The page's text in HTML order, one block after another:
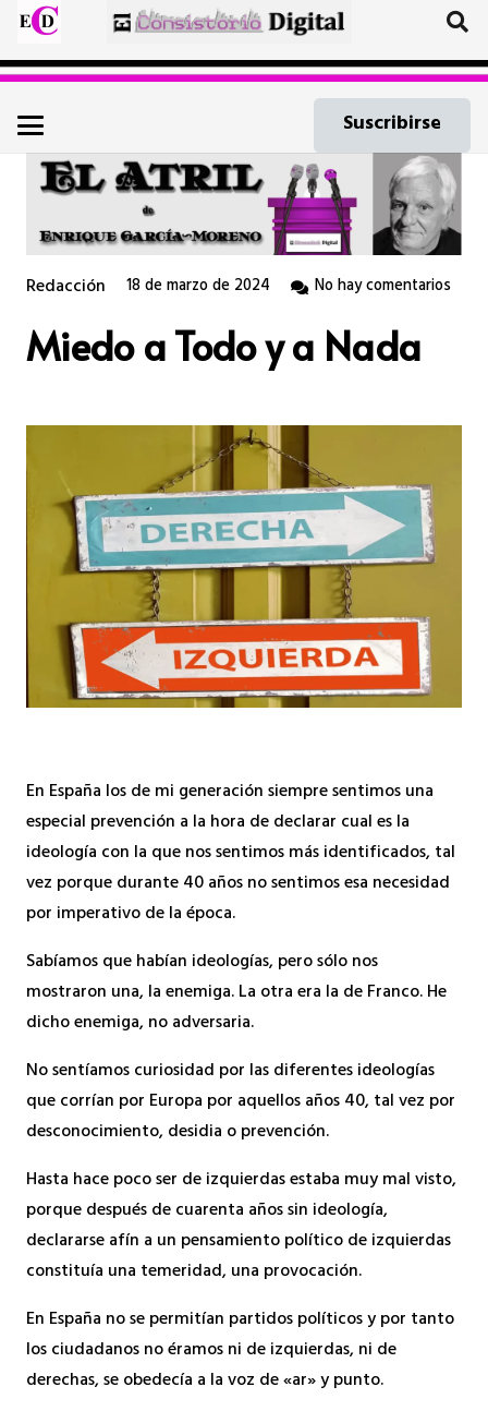
Suscribirse
Redacción 18 de marzo de 2024 No hay comentarios
Miedo a Todo y a Nada
En España los de mi generación siempre sentimos una
especial prevención a la hora de declarar cual es la
ideología con la que nos sentimos más identificados, tal
vez porque durante 40 años no sentimos esa necesidad
por imperativo de la época.
Sabíamos que habían ideologías, pero sólo nos
mostraron una, la enemiga. La otra era la de Franco. He
dicho enemiga, no adversaria.
No sentíamos curiosidad por las diferentes ideologías
que corrían por Europa por aquellos años 40, tal vez por
desconocimiento, desidia o prevención.
Hasta hace poco ser de izquierdas estaba muy mal visto,
porque después de cuarenta años sin ideología,
declararse afín a un pensamiento político de izquierdas
constituía una temeridad, una provocación.
En España no se permitían partidos políticos y por tanto
los ciudadanos no éramos ni de izquierdas, ni de
derechas, se obedecía a la voz de «ar» y punto.